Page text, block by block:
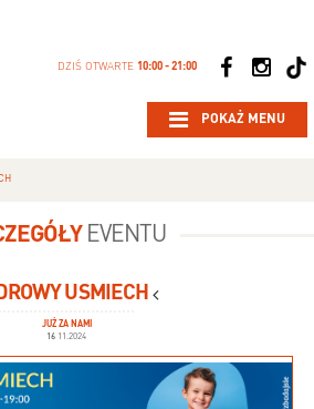
DZIŚ OTWARTE 10:00 - 21:00
POKAŻ MENU
EVENTU
UŚMIECH
JUŻ ZA NAMI
16 11.2024